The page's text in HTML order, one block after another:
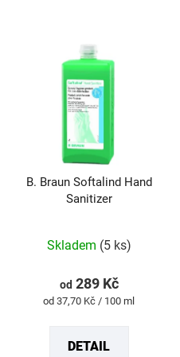
B. Braun Softalind Hand
Sanitizer
produktu
z
5
hvězdiček.
Skladem (5 ks)
od 289 Kč
Měrná
od 37,70 Kč / 100 ml
DETAIL